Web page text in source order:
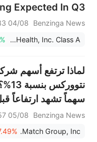
Expected In Q3
2026
Benzinga News
04/08 20:33
Hinge Health, Inc. Class A
لماذا ترتفع أسهم
سهماً تشهد ارتفاعاً
السوق
Benzinga News
05/08 08:57
Match Group, Inc.